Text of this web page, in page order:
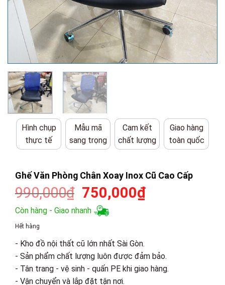
Hình chụp
thực tế
Mẫu mã
sang trọng
Cam kết
chất lượng
Giao hàng
toàn quốc
Ghế Văn Phòng Chân Xoay Inox Cũ Cao Cấp
990,000₫ Giá
gốc
750,000₫Giá
750,000₫.
Còn hàng - Giao nhanh
Hết hàng
- Kho đồ nội thất cũ lớn nhất Sài Gòn.
- Sản phẩm chất lượng luôn được đảm bảo.
- Tân trang - vệ sinh - quấn PE khi giao hàng.
- Vận chuyển và lắp đặt tận nơi.